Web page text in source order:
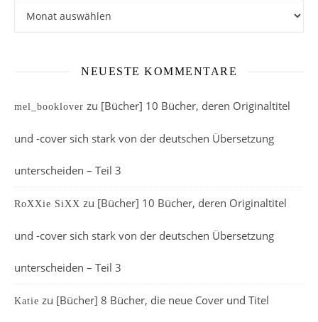
NEUESTE KOMMENTARE
mel_booklover zu [Bücher] 10 Bücher, deren Originaltitel
und -cover sich stark von der deutschen Übersetzung
unterscheiden – Teil 3
RoXXie SiXX zu [Bücher] 10 Bücher, deren Originaltitel
und -cover sich stark von der deutschen Übersetzung
unterscheiden – Teil 3
Katie zu [Bücher] 8 Bücher, die neue Cover und Titel